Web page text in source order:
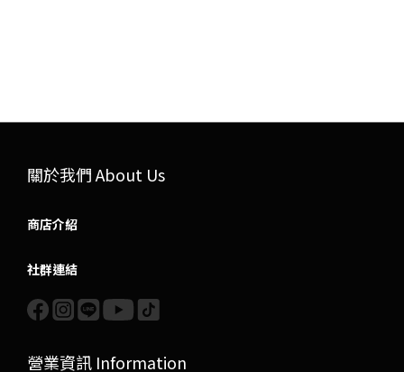
關於我們 About Us
商店介紹
社群連結
營業資訊 Information